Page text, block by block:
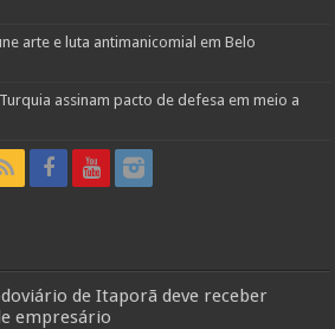
arte e luta antimanicomial em Belo
assinam pacto de defesa em meio a
de Itaporã deve receber
empresário